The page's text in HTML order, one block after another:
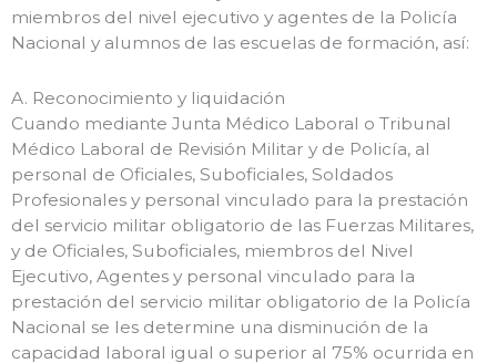
miembros del nivel ejecutivo y agentes de la Policía
Nacional y alumnos de las escuelas de formación, así:
A. Reconocimiento y liquidación
Cuando mediante Junta Médico Laboral o Tribunal
Médico Laboral de Revisión Militar y de Policía, al
personal de Oficiales, Suboficiales, Soldados
Profesionales y personal vinculado para la prestación
del servicio militar obligatorio de las Fuerzas Militares,
y de Oficiales, Suboficiales, miembros del Nivel
Ejecutivo, Agentes y personal vinculado para la
prestación del servicio militar obligatorio de la Policía
Nacional se les determine una disminución de la
capacidad laboral igual o superior al 75% ocurrida en